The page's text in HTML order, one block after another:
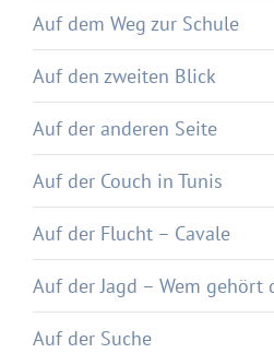
Auf dem Weg zur Schule
Auf den zweiten Blick
Auf der anderen Seite
Auf der Couch in Tunis
Auf der Flucht – Cavale
Auf der Jagd – Wem gehört
Auf der Suche